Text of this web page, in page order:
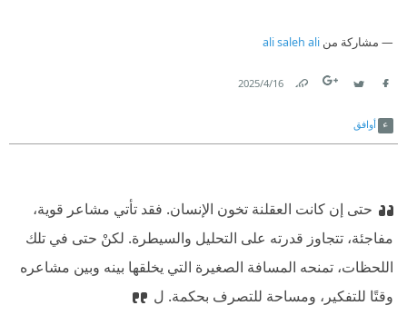
مشاركة من ali saleh ali
16‏/4‏/2025
أوافق
‏حتى إن كانت العقلنة تخون الإنسان. فقد تأتي مشاعر قوية،
مفاجئة، تتجاوز قدرته على التحليل والسيطرة. لكنْ حتى في تلك
اللحظات، تمنحه المسافة الصغيرة التي يخلقها بينه وبين مشاعره
وقتًا للتفكير، ومساحة للتصرف بحكمة. ل